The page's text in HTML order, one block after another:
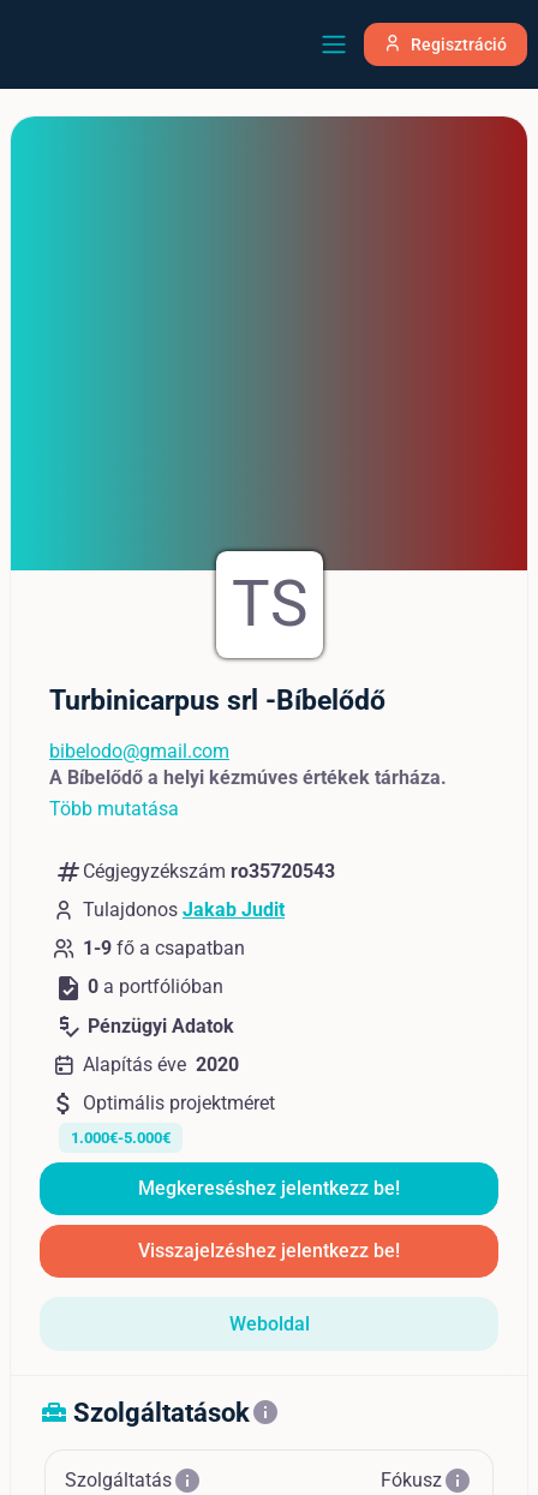
Regisztráció
TS
Turbinicarpus srl -Bíbelődő
bibelodo@gmail.com
A Bíbelődő a helyi kézmúves értékek tárháza.
Több mutatása
numbers Cégjegyzékszám ro35720543
Tulajdonos Jakab Judit
1-9 fő a csapatban
task 0 a portfólióban
price_check Pénzügyi Adatok
Alapítás éve 2020
attach_money Optimális projektméret
1.000€-5.000€
Megkereséshez jelentkezz be!
Visszajelzéshez jelentkezz be!
Weboldal
home_repair_service Szolgáltatásokinfo
Szolgáltatásinfo Fókuszinfo